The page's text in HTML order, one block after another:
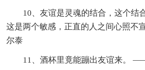
10、友谊是灵魂的结合，这个结
这是两个敏感，正直的人之间心照
尔泰
11、酒杯里竟能蹦出友谊来。